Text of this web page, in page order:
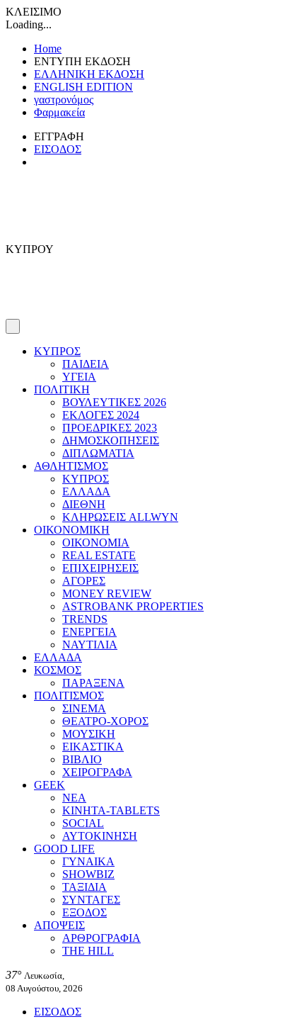
ΚΛΕΙΣΙΜΟ
Loading...
Home
ΕΝΤΥΠΗ ΕΚΔΟΣΗ
ΕΛΛΗΝΙΚΗ ΕΚΔΟΣΗ
ENGLISH EDITION
γαστρονόμος
Φαρμακεία
ΕΓΓΡΑΦΗ
ΕΙΣΟΔΟΣ
ΚΥΠΡΟΥ
ΚΥΠΡΟΣ
ΠΑΙΔΕΙΑ
ΥΓΕΙΑ
ΠΟΛΙΤΙΚΗ
ΒΟΥΛΕΥΤΙΚΕΣ 2026
ΕΚΛΟΓΕΣ 2024
ΠΡΟΕΔΡΙΚΕΣ 2023
ΔΗΜΟΣΚΟΠΗΣΕΙΣ
ΔΙΠΛΩΜΑΤΙΑ
ΑΘΛΗΤΙΣΜΟΣ
ΚΥΠΡΟΣ
ΕΛΛΑΔΑ
ΔΙΕΘΝΗ
ΚΛΗΡΩΣΕΙΣ ALLWYN
ΟΙΚΟΝΟΜΙΚΗ
ΟΙΚΟΝΟΜΙΑ
REAL ESTATE
ΕΠΙΧΕΙΡΗΣΕΙΣ
ΑΓΟΡΕΣ
MONEY REVIEW
ASTROBANK PROPERTIES
TRENDS
ΕΝΕΡΓΕΙΑ
ΝΑΥΤΙΛΙΑ
ΕΛΛΑΔΑ
ΚΟΣΜΟΣ
ΠΑΡΑΞΕΝΑ
ΠΟΛΙΤΙΣΜΟΣ
ΣΙΝΕΜΑ
ΘΕΑΤΡΟ-ΧΟΡΟΣ
ΜΟΥΣΙΚΗ
ΕΙΚΑΣΤΙΚΑ
ΒΙΒΛΙΟ
ΧΕΙΡΟΓΡΑΦΑ
GEEK
ΝΕΑ
ΚΙΝΗΤΑ-TABLETS
SOCIAL
ΑΥΤΟΚΙΝΗΣΗ
GOOD LIFE
ΓΥΝΑΙΚΑ
SHOWBIZ
ΤΑΞΙΔΙΑ
ΣΥΝΤΑΓΕΣ
ΕΞΟΔΟΣ
ΑΠΟΨΕΙΣ
ΑΡΘΡΟΓΡΑΦΙΑ
THE HILL
37° Λευκωσία,
08 Αυγούστου, 2026
ΕΙΣΟΔΟΣ